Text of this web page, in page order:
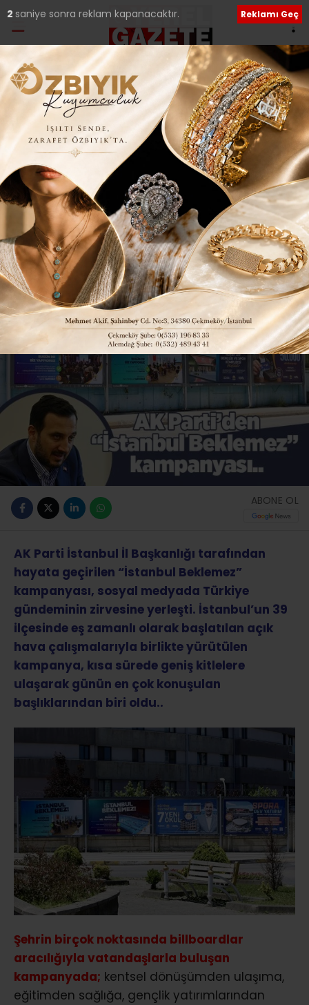
Ana Sayfa›Güncel
AK Parti İstanbul’dan
“İstanbul Beklemez”
kampanyası..
Giriş: 17-06-2026 10:27
Güncelleme: 18-06-2026 21:48
50 Güncel Siyaset
ABONE OL
AK Parti İstanbul İl Başkanlığı tarafından
hayata geçirilen “İstanbul Beklemez”
kampanyası, sosyal medyada Türkiye
gündeminin zirvesine yerleşti. İstanbul’un 39
ilçesinde eş zamanlı olarak başlatılan açık
hava çalışmalarıyla birlikte yürütülen
kampanya, kısa sürede geniş kitlelere
ulaşarak günün en çok konuşulan
başlıklarından biri oldu..
Şehrin birçok noktasında billboardlar
aracılığıyla vatandaşlarla buluşan
kampanyada; kentsel dönüşümden ulaşıma,
eğitimden sağlığa, gençlik yatırımlarından